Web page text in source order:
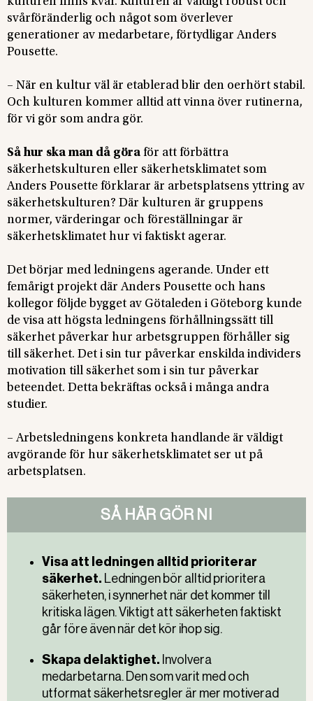
svårföränderlig och något som överlever
generationer av medarbetare, förtydligar Anders
Pousette.
– När en kultur väl är etablerad blir den oerhört stabil.
Och kulturen kommer alltid att vinna över rutinerna,
för vi gör som andra gör.
Så hur ska man då göra för att förbättra
säkerhetskulturen eller säkerhetsklimatet som
Anders Pousette förklarar är arbetsplatsens yttring av
säkerhetskulturen? Där kulturen är gruppens
normer, värderingar och föreställningar är
säkerhetsklimatet hur vi faktiskt agerar.
Det börjar med ledningens agerande. Under ett
femårigt projekt där Anders Pousette och hans
kollegor följde bygget av Götaleden i Göteborg kunde
de visa att högsta ledningens förhållningssätt till
säkerhet påverkar hur arbetsgruppen förhåller sig
till säkerhet. Det i sin tur påverkar enskilda individers
motivation till säkerhet som i sin tur påverkar
beteendet. Detta bekräftas också i många andra
studier.
– Arbetsledningens konkreta handlande är väldigt
avgörande för hur säkerhetsklimatet ser ut på
arbetsplatsen.
SÅ HÄR GÖR NI
Visa att ledningen alltid prioriterar
säkerhet. Ledningen bör alltid prioritera
säkerheten, i synnerhet när det kommer till
kritiska lägen. Viktigt att säkerheten faktiskt
går före även när det kör ihop sig.
Skapa delaktighet. Involvera
medarbetarna. Den som varit med och
utformat säkerhetsregler är mer motiverad